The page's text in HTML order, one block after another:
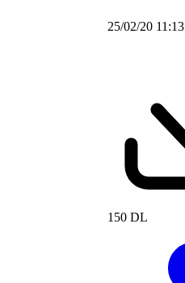
25/02/20 11:13
150 DL